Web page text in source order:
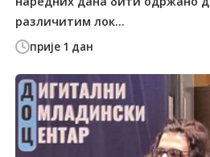
прије 1 дан
различитим лок...